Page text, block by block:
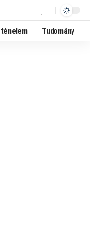
Tudomány